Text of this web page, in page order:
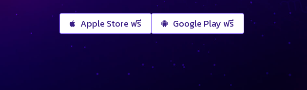
Apple Store ฟรี Google Play ฟรี